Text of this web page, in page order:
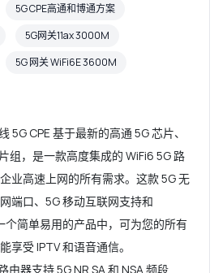
5G CPE高通和博通方案
5G网关11ax 3000M
5G 网关 WiFi6E 3600M
5G CPE 基于最新的高通 5G 芯片、
组，是一款高度集成的 WiFi6 5G 路
业高速上网的所有需求。这款 5G 无
端口、5G 移动互联网支持和
简单易用的产品中，可为您的所有
享受 IPTV 和语音通信。
器支持 5G NR SA 和 NSA 频段